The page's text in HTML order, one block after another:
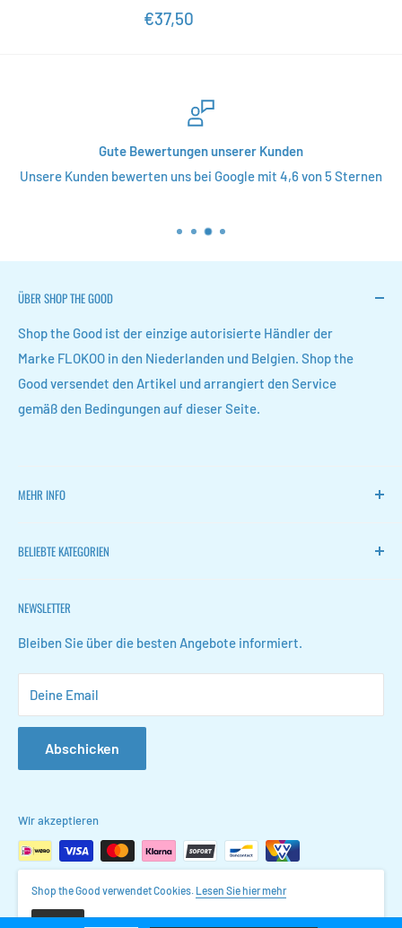
Sonderpreis
€37,50
Gute Bewertungen unserer Kunden
Unsere Kunden bewerten uns bei Google mit 4,6 von 5 Sternen
ÜBER SHOP THE GOOD
Shop the Good ist der einzige autorisierte Händler der
Marke FLOKOO in den Niederlanden und Belgien. Shop the
Good versendet den Artikel und arrangiert den Service
gemäß den Bedingungen auf dieser Seite.
MEHR INFO
FLOKOO
Kontakt
FAQ
Datenschutzerklärung
Stellenangebote
BELIEBTE KATEGORIEN
Weinregale
Schuhaufbewahrung
Organizer für Waschbeckenschränke
Schmuckorganisatoren
Glocken lernen
NEWSLETTER
Bleiben Sie über die besten Angebote informiert.
Deine Email
Abschicken
Wir akzeptieren
© 2026 Shop the Good
Shop the Good verwendet Cookies. Lesen Sie hier mehr